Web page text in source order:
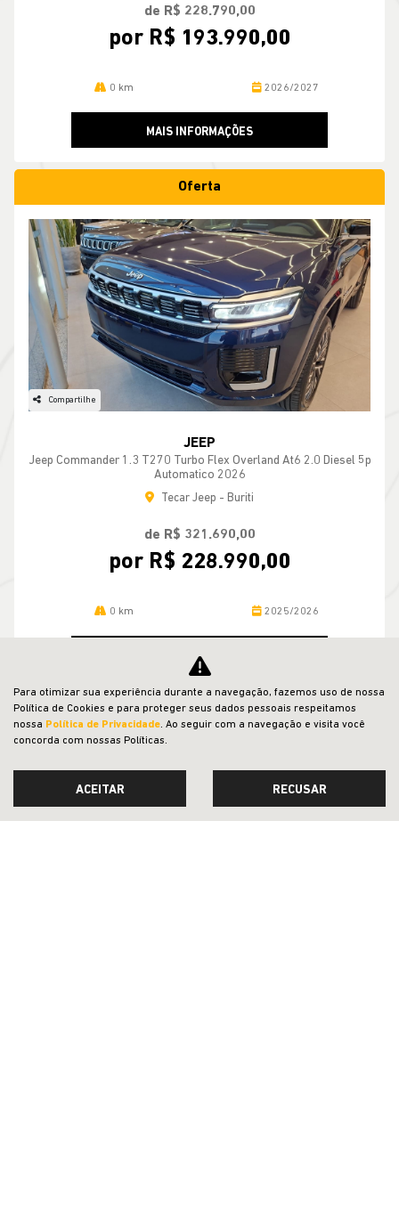
de R$ 228.790,00
por R$ 193.990,00
0 km 2026/2027
MAIS INFORMAÇÕES
Oferta
Compartilhe
JEEP
Jeep Commander 1.3 T270 Turbo Flex Overland At6 2.0 Diesel 5p
Automatico 2026
Tecar Jeep - Buriti
de R$ 321.690,00
por R$ 228.990,00
0 km 2025/2026
MAIS INFORMAÇÕES
Para otimizar sua experiência durante a navegação, fazemos uso de nossa
Política de Cookies e para proteger seus dados pessoais respeitamos
nossa Política de Privacidade. Ao seguir com a navegação e visita você
concorda com nossas Políticas.
ACEITAR RECUSAR